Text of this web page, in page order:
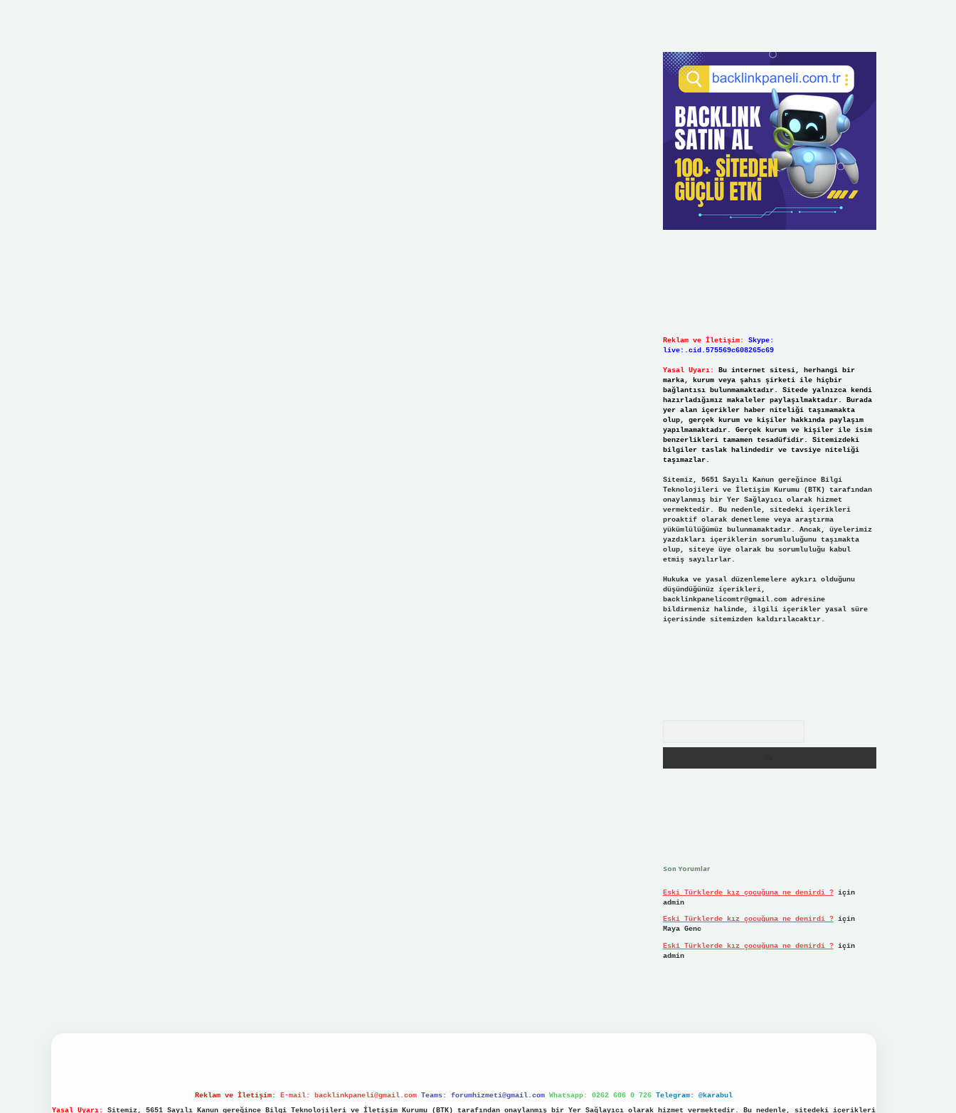
Reklam ve İletişim:
Skype:
live:.cid.575569c608265c69
Yasal Uyarı:
Bu internet sitesi, herhangi bir
marka, kurum veya şahıs şirketi ile hiçbir
bağlantısı bulunmamaktadır. Sitede yalnızca kendi
hazırladığımız makaleler paylaşılmaktadır. Burada
yer alan içerikler haber niteliği taşımamakta
olup, gerçek kurum ve kişiler hakkında paylaşım
yapılmamaktadır. Gerçek kurum ve kişiler ile isim
benzerlikleri tamamen tesadüfidir. Sitemizdeki
bilgiler taslak halindedir ve tavsiye niteliği
taşımazlar.
Sitemiz, 5651 Sayılı Kanun gereğince Bilgi
Teknolojileri ve İletişim Kurumu (BTK) tarafından
onaylanmış bir Yer Sağlayıcı olarak hizmet
vermektedir. Bu nedenle, sitedeki içerikleri
proaktif olarak denetleme veya araştırma
yükümlülüğümüz bulunmamaktadır. Ancak, üyelerimiz
yazdıkları içeriklerin sorumluluğunu taşımakta
olup, siteye üye olarak bu sorumluluğu kabul
etmiş sayılırlar.
Hukuka ve yasal düzenlemelere aykırı olduğunu
düşündüğünüz içerikleri,
backlinkpanelicomtr@gmail.comadresine
bildirmeniz halinde, ilgili içerikler yasal süre
içerisinde sitemizden kaldırılacaktır.
Son Yorumlar
Eski Türklerde kız çocuğuna ne denirdi ?için
admin
Eski Türklerde kız çocuğuna ne denirdi ?için
Maya Genc
Eski Türklerde kız çocuğuna ne denirdi ?için
admin
Reklam ve İletişim: E-mail: backlinkpaneli@gmail.com Teams: forumhizmeti@gmail.com Whatsapp: 0262 606 0 726
Telegram: @karabul
Yasal Uyarı:
Sitemiz, 5651 Sayılı Kanun gereğince Bilgi Teknolojileri ve İletişim Kurumu (BTK) tarafından onaylanmış bir Yer Sağlayıcı olarak hizmet vermektedir. Bu nedenle, sitedeki içerikleri